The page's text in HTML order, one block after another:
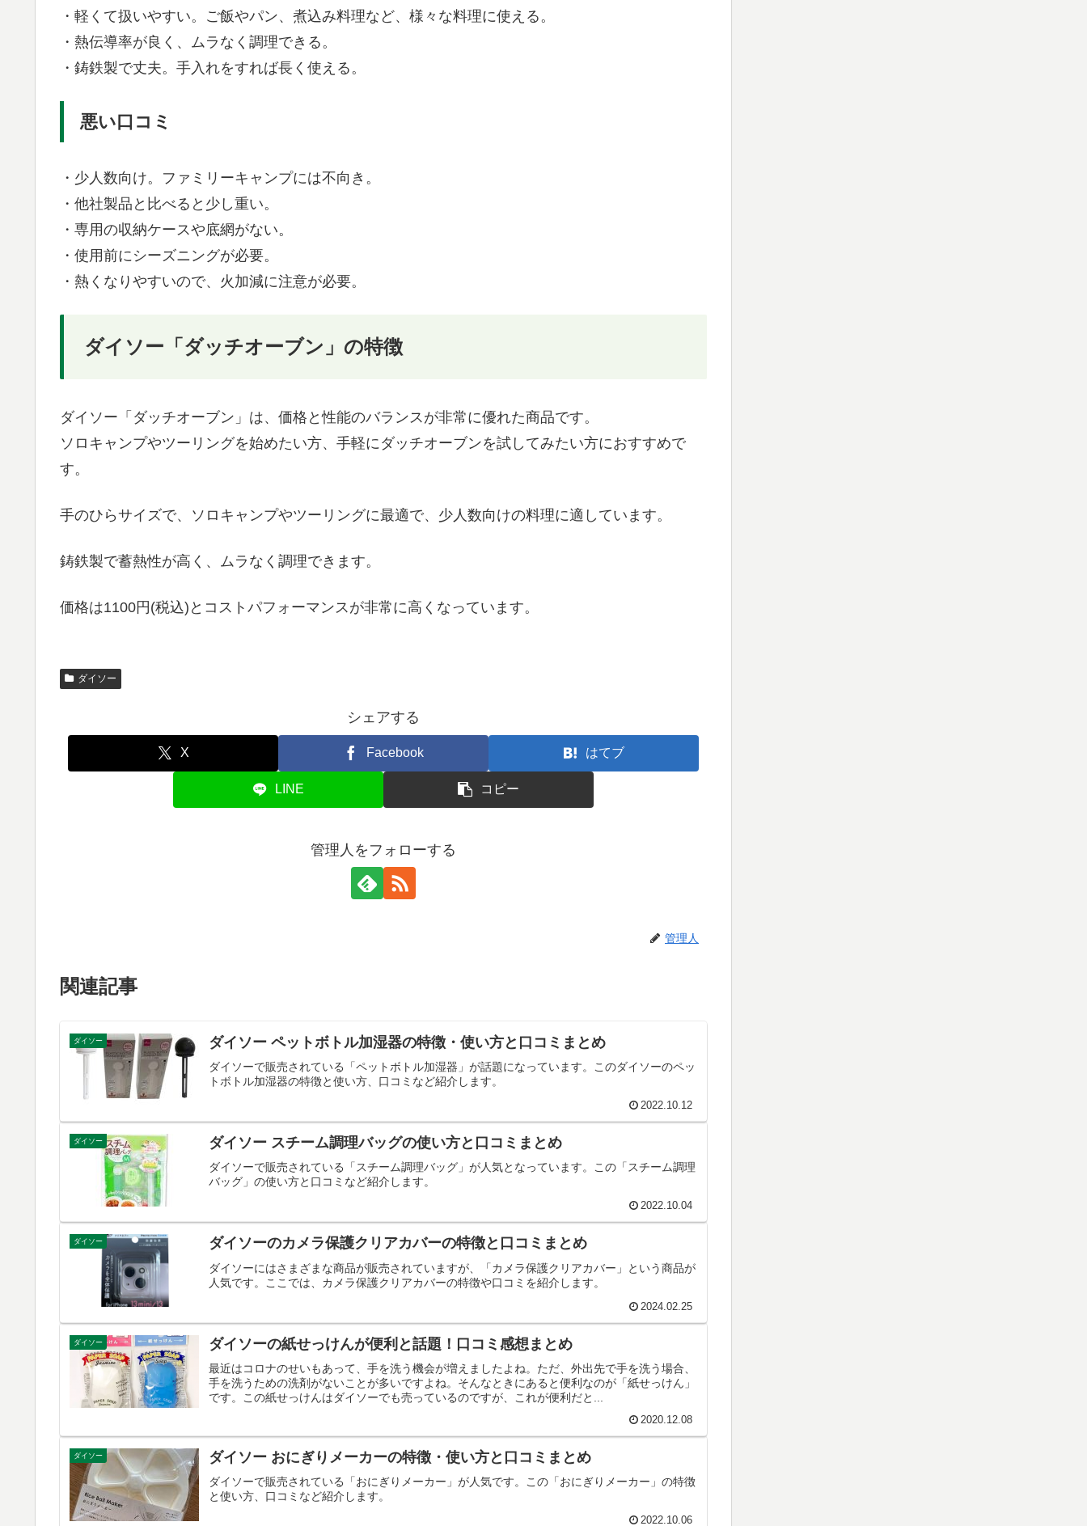
・軽くて扱いやすい。ご飯やパン、煮込み料理など、様々な料理に使える。
・熱伝導率が良く、ムラなく調理できる。
・鋳鉄製で丈夫。手入れをすれば長く使える。
悪い口コミ
・少人数向け。ファミリーキャンプには不向き。
・他社製品と比べると少し重い。
・専用の収納ケースや底網がない。
・使用前にシーズニングが必要。
・熱くなりやすいので、火加減に注意が必要。
ダイソー「ダッチオーブン」の特徴
ダイソー「ダッチオーブン」は、価格と性能のバランスが非常に優れた商品です。
ソロキャンプやツーリングを始めたい方、手軽にダッチオーブンを試してみたい方におすすめで
す。
手のひらサイズで、ソロキャンプやツーリングに最適で、少人数向けの料理に適しています。
鋳鉄製で蓄熱性が高く、ムラなく調理できます。
価格は1100円(税込)とコストパフォーマンスが非常に高くなっています。
ダイソー
シェアする
X Facebook はてブ
LINE コピー
管理人をフォローする
管理人
関連記事
ダイソー ダイソー ペットボトル加湿器の特徴・使い方と口コミまとめ
ダイソーで販売されている「ペットボトル加湿器」が話題になっています。このダイソーのペッ
トボトル加湿器の特徴と使い方、口コミなど紹介します。
2022.10.12
ダイソー ダイソー スチーム調理バッグの使い方と口コミまとめ
ダイソーで販売されている「スチーム調理バッグ」が人気となっています。この「スチーム調理
バッグ」の使い方と口コミなど紹介します。
2022.10.04
ダイソー ダイソーのカメラ保護クリアカバーの特徴と口コミまとめ
ダイソーにはさまざまな商品が販売されていますが、「カメラ保護クリアカバー」という商品が
人気です。ここでは、カメラ保護クリアカバーの特徴や口コミを紹介します。
2024.02.25
ダイソー ダイソーの紙せっけんが便利と話題！口コミ感想まとめ
最近はコロナのせいもあって、手を洗う機会が増えましたよね。ただ、外出先で手を洗う場合、
手を洗うための洗剤がないことが多いですよね。そんなときにあると便利なのが「紙せっけん」
です。この紙せっけんはダイソーでも売っているのですが、これが便利だと...
2020.12.08
ダイソー ダイソー おにぎりメーカーの特徴・使い方と口コミまとめ
ダイソーで販売されている「おにぎりメーカー」が人気です。この「おにぎりメーカー」の特徴
と使い方、口コミなど紹介します。
2022.10.06